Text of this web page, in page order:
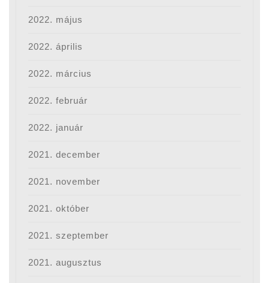
2022. május
2022. április
2022. március
2022. február
2022. január
2021. december
2021. november
2021. október
2021. szeptember
2021. augusztus